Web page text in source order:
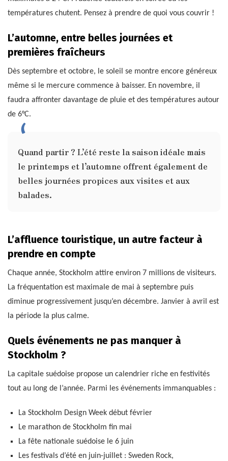
températures chutent. Pensez à prendre de quoi vous couvrir !
L’automne, entre belles journées et
premières fraîcheurs
Dès septembre et octobre, le soleil se montre encore généreux
même si le mercure commence à baisser. En novembre, il
faudra affronter davantage de pluie et des températures autour
de 6°C.
Quand partir ? L’été reste la saison idéale mais
le printemps et l’automne offrent également de
belles journées propices aux visites et aux
balades.
L’affluence touristique, un autre facteur à
prendre en compte
Chaque année, Stockholm attire environ 7 millions de visiteurs.
La fréquentation est maximale de mai à septembre puis
diminue progressivement jusqu’en décembre. Janvier à avril est
la période la plus calme.
Quels événements ne pas manquer à
Stockholm ?
La capitale suédoise propose un calendrier riche en festivités
tout au long de l’année. Parmi les événements immanquables :
La Stockholm Design Week début février
Le marathon de Stockholm fin mai
La fête nationale suédoise le 6 juin
Les festivals d’été en juin-juillet : Sweden Rock,